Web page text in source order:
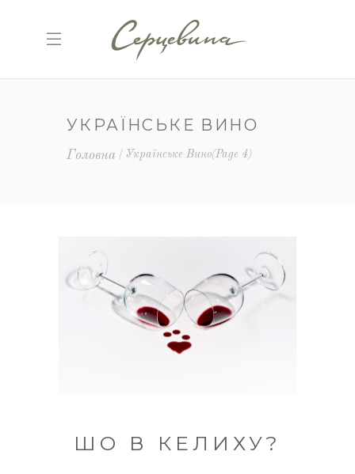
УКРАЇНСЬКЕ ВИНО
Головна Українське Вино(Page 4)
ШО В КЕЛИХУ?